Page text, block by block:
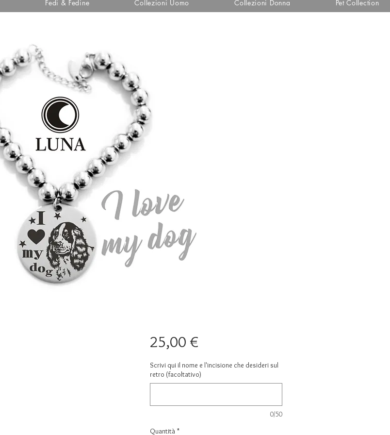
Fedi & Fedine Collezioni Uomo Collezioni Donna Pet Collection
25,00 €Prezzo
Scrivi qui il nome e l'incisione che desideri sul
retro (facoltativo)
0/50
Quantità *